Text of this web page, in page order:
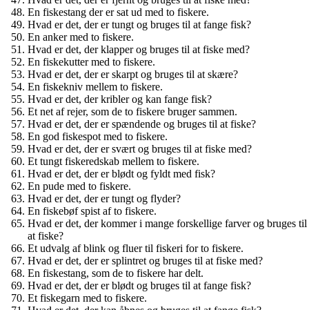
En fiskestang der er sat ud med to fiskere.
Hvad er det, der er tungt og bruges til at fange fisk?
En anker med to fiskere.
Hvad er det, der klapper og bruges til at fiske med?
En fiskekutter med to fiskere.
Hvad er det, der er skarpt og bruges til at skære?
En fiskekniv mellem to fiskere.
Hvad er det, der kribler og kan fange fisk?
Et net af rejer, som de to fiskere bruger sammen.
Hvad er det, der er spændende og bruges til at fiske?
En god fiskespot med to fiskere.
Hvad er det, der er svært og bruges til at fiske med?
Et tungt fiskeredskab mellem to fiskere.
Hvad er det, der er blødt og fyldt med fisk?
En pude med to fiskere.
Hvad er det, der er tungt og flyder?
En fiskebøf spist af to fiskere.
Hvad er det, der kommer i mange forskellige farver og bruges til
at fiske?
Et udvalg af blink og fluer til fiskeri for to fiskere.
Hvad er det, der er splintret og bruges til at fiske med?
En fiskestang, som de to fiskere har delt.
Hvad er det, der er blødt og bruges til at fange fisk?
Et fiskegarn med to fiskere.